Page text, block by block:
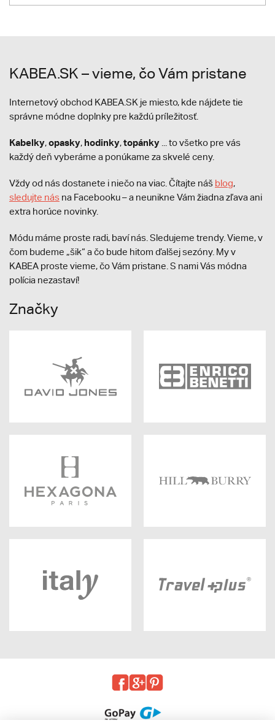
KABEA.SK – vieme, čo Vám pristane
Internetový obchod KABEA.SK je miesto, kde nájdete tie
správne módne doplnky pre každú príležitosť.
Kabelky,opasky, hodinky,topánky ... to všetko pre vás
každý deň vyberáme a ponúkame za skvelé ceny.
Vždy od nás dostanete i niečo na viac. Čítajte náš blog,
sledujte nás na Facebooku – a neunikne Vám žiadna zľava ani
extra horúce novinky.
Módu máme proste radi, baví nás. Sledujeme trendy. Vieme, v
čom budeme „šik“ a čo bude hitom ďalšej sezóny. My v
KABEA proste vieme, čo Vám pristane. S nami Vás módna
polícia nezastaví!
Značky